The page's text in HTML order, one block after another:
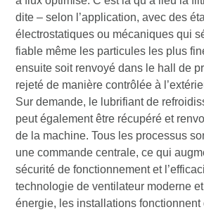
dite – selon l’application, avec des
électrostatiques ou mécaniques qui
fiable même les particules les plus
ensuite soit renvoyé dans le hall de
rejeté de manière contrôlée à
Sur demande, le lubrifiant de
peut également être récupéré et
de la machine. Tous les processus
une commande centrale, ce qui
sécurité de fonctionnement et
technologie de ventilateur moderne
énergie, les installations fonctionnent